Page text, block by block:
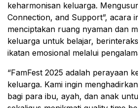
keharmonisan keluarga.
Connection, and Support”, acara
menciptakan ruang nyaman dan
keluarga untuk belajar,
ikatan emosional melalui
“FamFest 2025 adalah perayaan
keluarga. Kami ingin
bagi para ibu, ayah, dan anak